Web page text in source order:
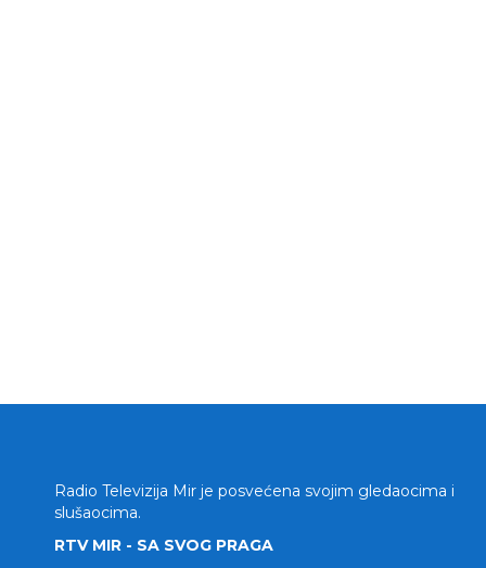
Radio Televizija Mir je posvećena svojim gledaocima i
slušaocima.
RTV MIR - SA SVOG PRAGA